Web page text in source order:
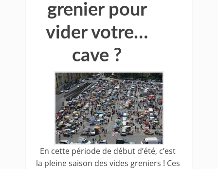
grenier pour
vider votre…
cave ?
En cette période de début d’été, c’est
la pleine saison des vides greniers ! Ces